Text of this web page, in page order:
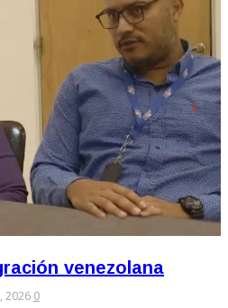
venezolana
2026 0